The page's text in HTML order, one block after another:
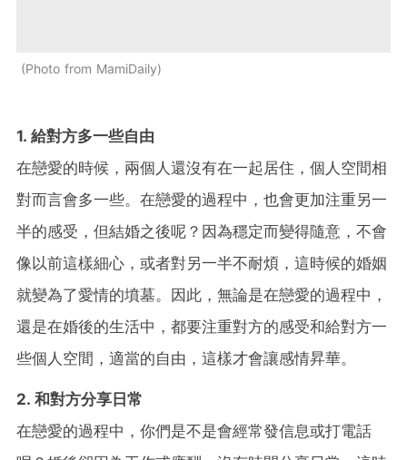
Photo from MamiDaily
1. 給對方多一些自由
在戀愛的時候，兩個人還沒有在一起居住，個人空間相
對而言會多一些。在戀愛的過程中，也會更加注重另一
半的感受，但結婚之後呢？因為穩定而變得隨意，不會
像以前這樣細心，或者對另一半不耐煩，這時候的婚姻
就變為了愛情的墳墓。因此，無論是在戀愛的過程中，
還是在婚後的生活中，都要注重對方的感受和給對方一
些個人空間，適當的自由，這樣才會讓感情昇華。
2. 和對方分享日常
在戀愛的過程中，你們是不是會經常發信息或打電話